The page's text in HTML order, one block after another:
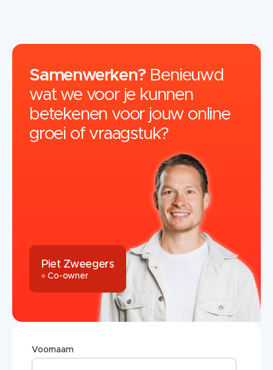
Samenwerken?Benieuwd
wat we voor je kunnen
betekenen voor jouw online
groei of vraagstuk?
Piet Zweegers
Co-owner
Voornaam